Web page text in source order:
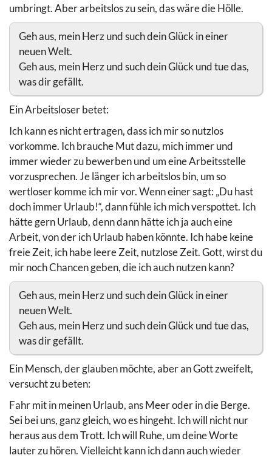
umbringt. Aber arbeitslos zu sein, das wäre die Hölle.
Geh aus, mein Herz und such dein Glück in einer
neuen Welt.
Geh aus, mein Herz und such dein Glück und tue das,
was dir gefällt.
Ein Arbeitsloser betet:
Ich kann es nicht ertragen, dass ich mir so nutzlos
vorkomme. Ich brauche Mut dazu, mich immer und
immer wieder zu bewerben und um eine Arbeitsstelle
vorzusprechen. Je länger ich arbeitslos bin, um so
wertloser komme ich mir vor. Wenn einer sagt: „Du hast
doch immer Urlaub!“, dann fühle ich mich verspottet. Ich
hätte gern Urlaub, denn dann hätte ich ja auch eine
Arbeit, von der ich Urlaub haben könnte. Ich habe keine
freie Zeit, ich habe leere Zeit, nutzlose Zeit. Gott, wirst du
mir noch Chancen geben, die ich auch nutzen kann?
Geh aus, mein Herz und such dein Glück in einer
neuen Welt.
Geh aus, mein Herz und such dein Glück und tue das,
was dir gefällt.
Ein Mensch, der glauben möchte, aber an Gott zweifelt,
versucht zu beten:
Fahr mit in meinen Urlaub, ans Meer oder in die Berge.
Sei bei uns, ganz gleich, wo es hingeht. Ich will nicht nur
heraus aus dem Trott. Ich will Ruhe, um deine Worte
lauter zu hören. Vielleicht kann ich dann auch wieder